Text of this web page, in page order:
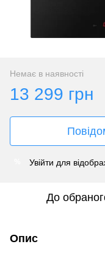
Немає в наявності
13 299 грн
Увійти для
До
Опис